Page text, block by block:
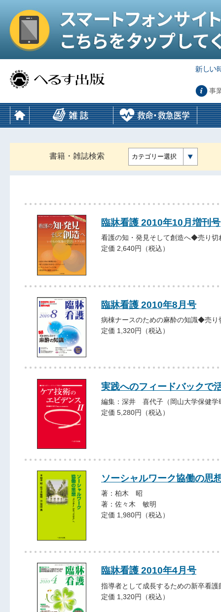
事
書籍・雑誌検索 カテゴリー選択
臨牀看護 2010年10月増刊号
看護の知・発見そして創造へ◆売り
定価 2,640円（税込）
臨牀看護 2010年8月号
病棟ナースのための麻酔の知識◆売
定価 1,320円（税込）
実践へのフィードバック
編集：深井 喜代子（岡山大学保健学
定価 5,280円（税込）
ソーシャルワーク協働の思
著：柏木 昭
著：佐々木 敏明
定価 1,980円（税込）
臨牀看護 2010年4月号
指導者として成長するための新卒看
定価 1,320円（税込）